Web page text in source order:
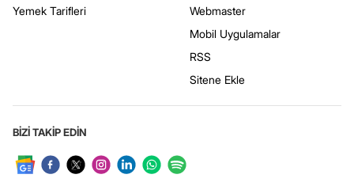
Yemek Tarifleri
Webmaster
Mobil Uygulamalar
RSS
Sitene Ekle
BİZİ TAKİP EDİN